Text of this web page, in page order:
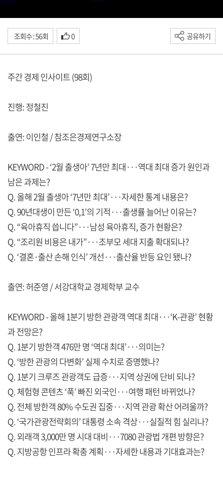
조회수 : 56회 0 공유하기
주간 경제 인사이트 (98회)
진행: 정철진
출연: 이인철 / 참조은경제연구소장
KEYWORD - ‘2월 출생아’ 7년만 최대···역대 최대 증가 원인과
남은 과제는?
Q. 올해 2월 출생아 ‘7년만 최대’···자세한 통계 내용은?
Q. 90년대생이 만든 ‘0,1’의 기적···출생률 늘어난 이유는?
Q. “육아휴직 씁니다”···남성 육아휴직, 증가 현황은?
Q. “조리원 비용은 내가”···조부모 세대 지출 확대되나?
Q. ‘결혼·출산 손해 인식’ 개선···출산율 반등 요인 됐나?
출연: 허준영 / 서강대학교 경제학부 교수
KEYWORD - 올해 1분기 방한 관광객 역대 최대···‘K-관광’ 현황
과 전망은?
Q. 1분기 방한객 476만 명 ‘역대 최대’···의미는?
Q. ‘방한 관광의 다변화’ 실제 수치로 증명했나?
Q. 1분기 크루즈 관광객도 급증···지역 상권에 단비 되나?
Q. 체험형 콘텐츠 ‘푹’ 빠진 외국인···여행 패턴 바뀌었나?
Q. 전체 방한객 80% 수도권 집중···지역 관광 확산 어려울까?
Q. ‘국가관광전략회의’ 대통령 소속 격상···실질적 힘 실리나?
Q. 외래객 3,000만 명 시대 대비···7080 관광법 개편 방향은?
Q. 지방공항 인프라 확충 계획···자세한 내용과 기대효과는?